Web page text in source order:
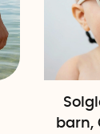
barn,